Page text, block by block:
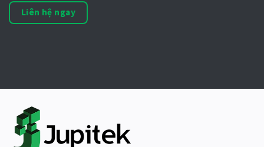
Liên hệ ngay